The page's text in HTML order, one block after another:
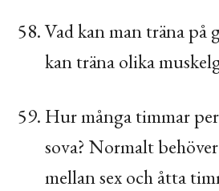
Vad kan man träna på
kan träna olika
Hur många timmar
sova? Normalt
mellan sex och åtta